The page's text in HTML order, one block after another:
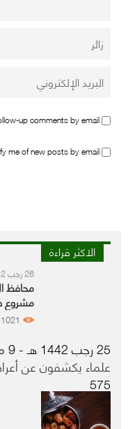
up comments by email.
me of new posts by email.
الاكثر قراءة
26 رجب 1442 هـ - 10 مارس 2021 م
محافظ
مشروع
1021
25 رجب 1442 هـ - 9 مارس 2021 م
علماء يكشفون عن
575